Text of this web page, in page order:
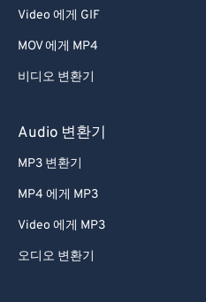
Video 에게 GIF
MOV 에게 MP4
비디오 변환기
Audio 변환기
MP3 변환기
MP4 에게 MP3
Video 에게 MP3
오디오 변환기